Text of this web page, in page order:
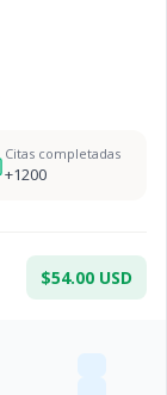
Citas completadas
+1200
$54.00 USD